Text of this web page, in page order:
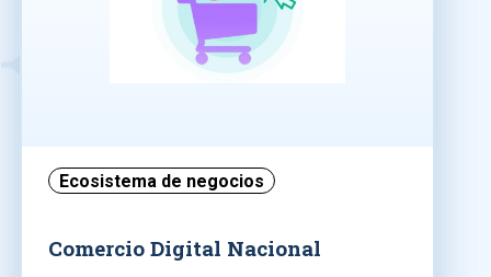
Ecosistema de negocios
Comercio Digital Nacional